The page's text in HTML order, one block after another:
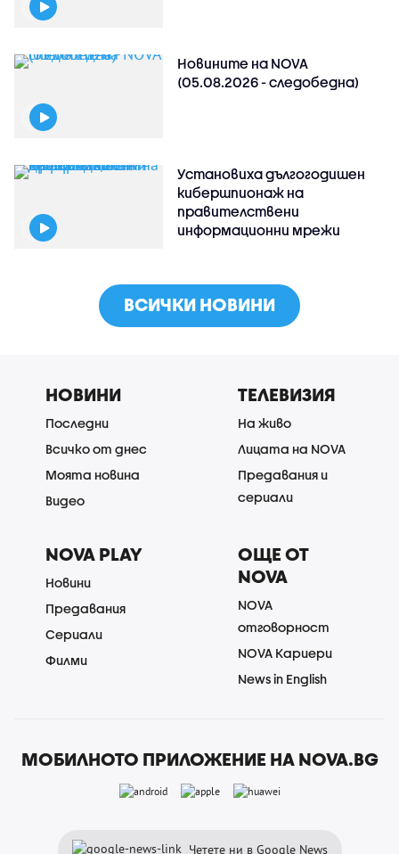
Новините на NOVA
(05.08.2026 - следобедна)
Установиха дългогодишен
кибершпионаж на
правителствени
информационни мрежи
ВСИЧКИ НОВИНИ
НОВИНИ
Последни
Всичко от днес
Моята новина
Видео
ТЕЛЕВИЗИЯ
На живо
Лицата на NOVA
Предавания и
сериали
NOVA PLAY
Новини
Предавания
Сериали
Филми
ОЩЕ ОТ
NOVA
NOVA
отговорност
NOVA Кариери
News in English
МОБИЛНОТО ПРИЛОЖЕНИЕ НА NOVA.BG
Четете ни в Google News